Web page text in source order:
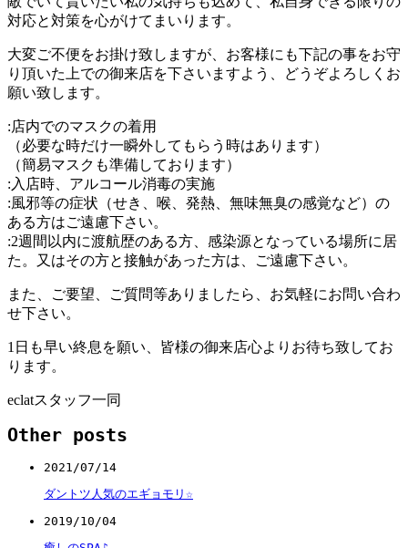
対応と対策を心がけてまいります。
大変ご不便をお掛け致しますが、お客様にも下記の事をお守
り頂いた上での御来店を下さいますよう、どうぞよろしくお
願い致します。
:店内でのマスクの着用
（必要な時だけ一瞬外してもらう時はあります）
（簡易マスクも準備しております）
:入店時、アルコール消毒の実施
:風邪等の症状（せき、喉、発熱、無味無臭の感覚など）の
ある方はご遠慮下さい。
:2週間以内に渡航歴のある方、感染源となっている場所に居
た。又はその方と接触があった方は、ご遠慮下さい。
また、ご要望、ご質問等ありましたら、お気軽にお問い合わ
せ下さい。
1日も早い終息を願い、皆様の御来店心よりお待ち致してお
ります。
eclatスタッフ一同
Other posts
2021/07/14
ダントツ人気のエギョモリ☆
2019/10/04